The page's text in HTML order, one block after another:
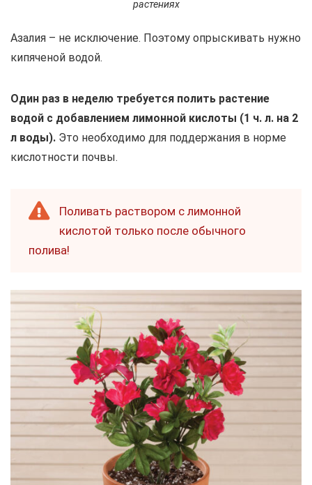
растениях
Азалия – не исключение. Поэтому опрыскивать нужно
кипяченой водой.
Один раз в неделю требуется полить растение
водой с добавлением лимонной кислоты (1 ч. л. на 2
л воды). Это необходимо для поддержания в норме
кислотности почвы.
Поливать раствором с лимонной
кислотой только после обычного
полива!